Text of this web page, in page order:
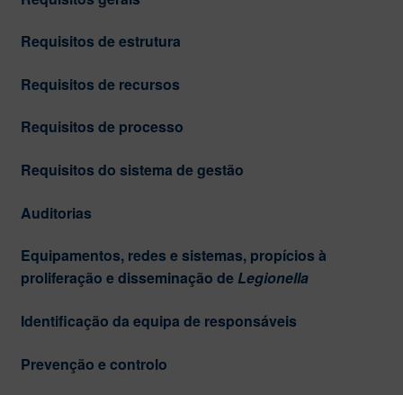
Requisitos de estrutura
Requisitos de recursos
Requisitos de processo
Requisitos do sistema de gestão
Auditorias
Equipamentos, redes e sistemas, propícios à
proliferação e disseminação de Legionella
Identificação da equipa de responsáveis
Prevenção e controlo